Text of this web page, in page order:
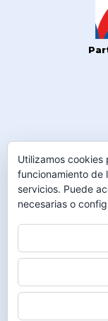
Utilizamos
funcionamiento de
servicios. Puede
necesarias o